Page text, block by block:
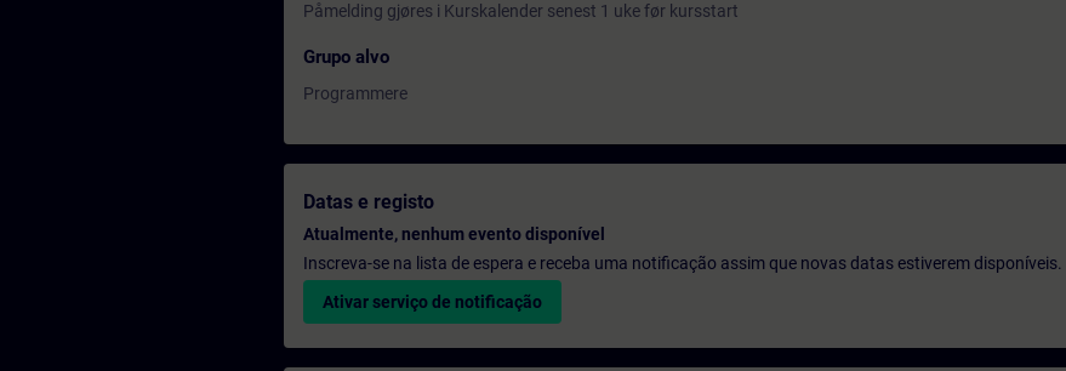
Påmelding gjøres i Kurskalender senest 1 uke før kursstart
Grupo alvo
Programmere
Datas e registo
Atualmente, nenhum evento disponível
Inscreva-se na lista de espera e receba uma notificação assim que novas datas estiverem disponíveis.
Ativar serviço de notificação